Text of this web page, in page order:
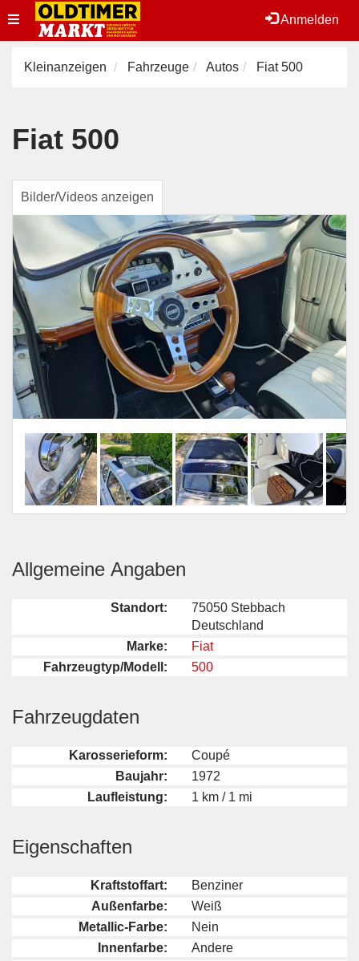
Anmelden
Toggle
navigation
Kleinanzeigen Fahrzeuge Autos Fiat 500
Fiat 500
Bilder/Videos anzeigen
Allgemeine Angaben
Standort:
75050 Stebbach
Deutschland
Marke:
Fiat
Fahrzeugtyp/Modell:
500
Fahrzeugdaten
Karosserieform:
Coupé
Baujahr:
1972
Laufleistung:
1 km / 1 mi
Eigenschaften
Kraftstoffart:
Benziner
Außenfarbe:
Weiß
Metallic-Farbe:
Nein
Innenfarbe:
Andere